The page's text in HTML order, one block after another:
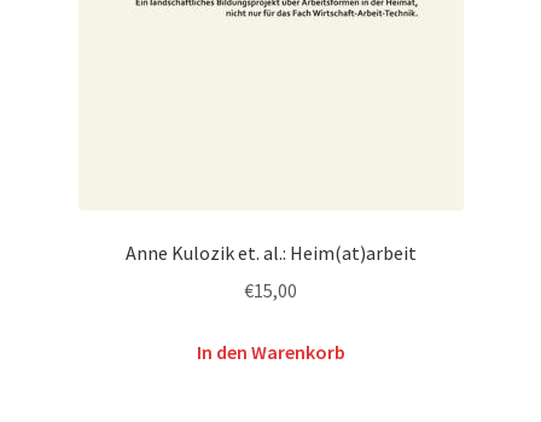
Anne Kulozik et. al.: Heim(at)arbeit
€15,00
In den Warenkorb